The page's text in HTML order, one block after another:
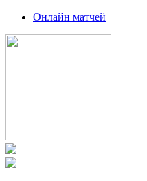
Онлайн матчей